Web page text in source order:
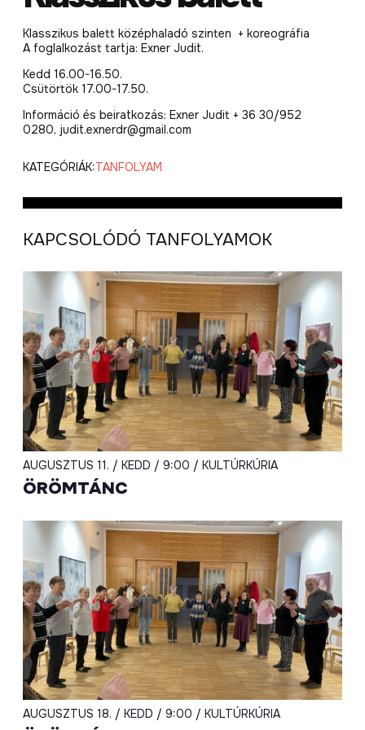
Klasszikus balett középhaladó szinten + koreográfia
A foglalkozást tartja: Exner Judit.
Kedd 16.00-16.50.
Csütörtök 17.00-17.50.
Információ és beiratkozás: Exner Judit + 36 30/952
0280, judit.exnerdr@gmail.com
KATEGÓRIÁK:TANFOLYAM
KAPCSOLÓDÓ TANFOLYAMOK
AUGUSZTUS 11. / KEDD / 9:00 / KULTÚRKÚRIA
ÖRÖMTÁNC
AUGUSZTUS 18. / KEDD / 9:00 / KULTÚRKÚRIA